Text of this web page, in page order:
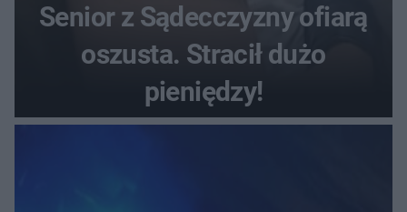
Senior z Sądecczyzny ofiarą
oszusta. Stracił dużo
pieniędzy!